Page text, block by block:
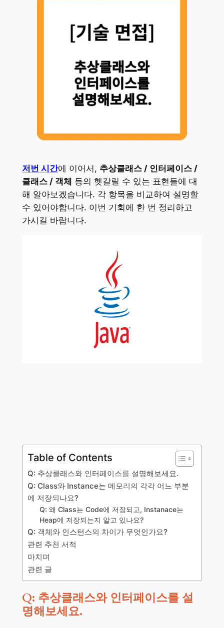
저번 시간에 이어서, 추상클래스 / 인터페이스 /
클래스 / 객체 등의 헷갈릴 수 있는 표현들에 대
해 알아보겠습니다. 각 항목을 비교하여 설명할
수 있어야합니다. 이번 기회에 한 번 정리하고
가시길 바랍니다.
Table of Contents
Q: 추상클래스와 인터페이스를 설명해보세요.
Q: Class와 Instance는 메모리의 각각 어느 부분
에 저장되나요?
Q: 왜 Class는 Code에 저장되고, Instanace는
Heap에 저장되는지 알고 있나요?
Q: 객체와 인스턴스의 차이가 무엇인가요?
관련 추천 서적
마치며
관련 글
Q: 추상클래스와 인터페이스를 설
명해보세요.